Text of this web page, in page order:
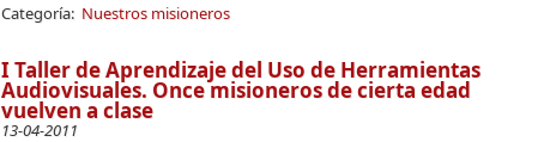
Categoría: Nuestros misioneros
I Taller de Aprendizaje del Uso de Herramientas
Audiovisuales. Once misioneros de cierta edad
vuelven a clase
13-04-2011